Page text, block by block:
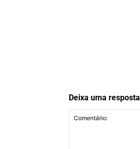
Deixa uma resposta